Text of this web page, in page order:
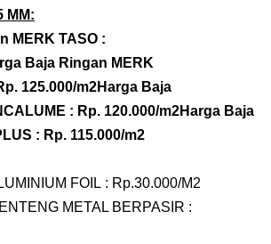
MM:
MERK TASO :
Baja Ringan MERK
125.000/m2Harga Baja
: Rp. 120.000/m2Harga Baja
: Rp. 115.000/m2
FOIL : Rp.30.000/M2
METAL BERPASIR :